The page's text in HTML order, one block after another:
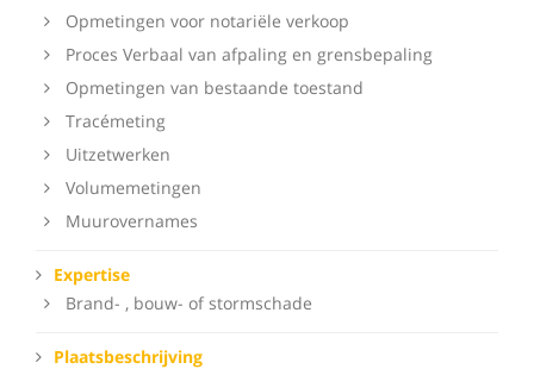
Opmetingen voor notariële verkoop
Proces Verbaal van afpaling en grensbepaling
Opmetingen van bestaande toestand
Tracémeting
Uitzetwerken
Volumemetingen
Muurovernames
Expertise
Brand- , bouw- of stormschade
Plaatsbeschrijving